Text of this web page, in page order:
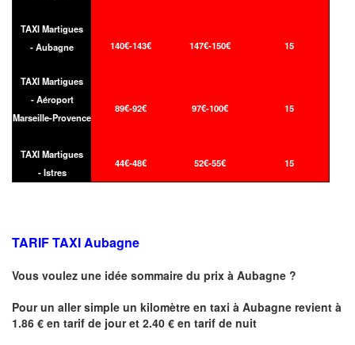
TAXI Martigues
- Aubagne
140€-143€ 147€-150€ 15
TAXI Martigues
- Aéroport
Marseille-Provence
89€-92€ 97€-100€ 15
TAXI Martigues
- Istres
44€-48€ 52€-55€ 15
TARIF TAXI Aubagne
Vous voulez une idée sommaire du prix à Aubagne ?
Pour un aller simple un kilomètre en taxi à Aubagne revient à
1.86 € en tarif de jour et 2.40 € en tarif de nuit